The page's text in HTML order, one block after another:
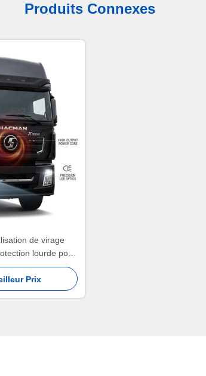
Produits Connexes
de virage
lourde pour
F3000
Prix